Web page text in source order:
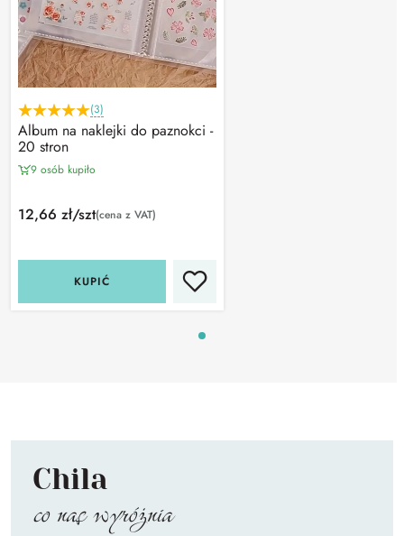
(3)
Album na naklejki do paznokci -
20 stron
9 osób kupiło
12,66 zł/szt(cena z VAT)
KUPIĆ
Chila
co nas wyróżnia